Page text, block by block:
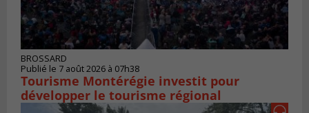
BROSSARD
Publié le 7 août 2026 à 07h38
Tourisme Montérégie investit pour
développer le tourisme régional